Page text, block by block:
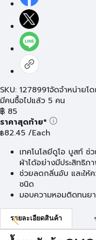
SKU: 1278991จัดจำหน่ายโ
มีคนซื้อไปแล้ว 5 คน
฿ 85
ราคาสุดท้าย*
฿82.45 /Each
เทคโนโลยีดูโอ บูสท์
ผ้าได้อย่างมีประสิทธิภ
ช่วยลดกลิ่นอับ และให้
ชนิด
มอบความหอมติดทนย
รายละเอียดสินค้า